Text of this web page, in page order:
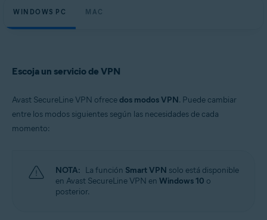
Apple macOS 10.14.x (Mojave)
Apple macOS 10.13.x (High Sierra)
WINDOWS PC MAC
Escoja un servicio de VPN
Avast SecureLine VPN ofrecedos modos VPN. Puede cambiar
entre los modos siguientes según las necesidades de cada
momento:
NOTA: La función Smart VPN solo está disponible
en Avast SecureLine VPN en Windows 10 o
posterior.